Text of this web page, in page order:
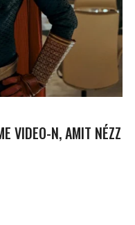
VIDEO-N, AMIT NÉZZ